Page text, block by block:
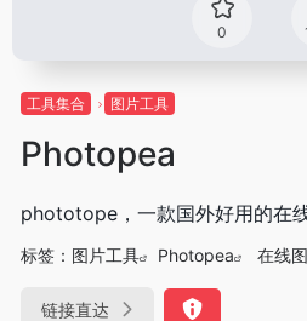
0
工具集合 图片工具
Photopea
phototope，一款国外好用的在
标签： 图片工具 Photopea 在线
链接直达